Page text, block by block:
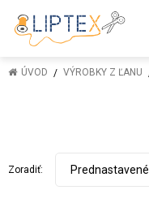
ÚVOD VÝROBKY Z ĽANU
Zoradiť: Prednastavené